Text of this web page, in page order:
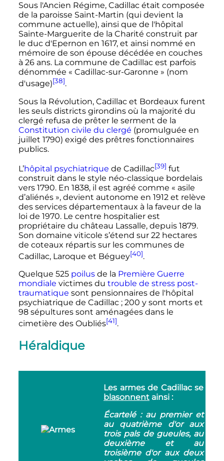
Sous l'Ancien Régime, Cadillac était composée
de la paroisse Saint-Martin (qui devient la
commune actuelle), ainsi que de l'hôpital
Sainte-Marguerite de la Charité construit par
le duc d'Epernon en 1617, et ainsi nommé en
mémoire de son épouse décédée en couches
à 26 ans. La commune de Cadillac est parfois
dénommée « Cadillac-sur-Garonne » (nom
d'usage)[38].
Sous la Révolution, Cadillac et Bordeaux furent
les seuls districts girondins où la majorité du
clergé refusa de prêter le serment de la
Constitution civile du clergé (promulguée en
juillet 1790) exigé des prêtres fonctionnaires
publics.
L’hôpital psychiatrique de Cadillac[39] fut
construit dans le style néo-classique bordelais
vers 1790. En 1838, il est agréé comme « asile
d’aliénés », devient autonome en 1912 et relève
des services départementaux à la faveur de la
loi de 1970. Le centre hospitalier est
propriétaire du château Lassalle, depuis 1879.
Son domaine viticole s’étend sur 22 hectares
de coteaux répartis sur les communes de
Cadillac, Laroque et Béguey[40].
Quelque 525 poilusde la Première Guerre
mondiale victimes du trouble de stress post-
traumatique sont pensionnaires de l'hôpital
psychiatrique de Cadillac ; 200 y sont morts et
98 sépultures sont aménagées dans le
cimetière des Oubliés[41].
Héraldique
Les armes de Cadillac se
blasonnent ainsi :
Écartelé : au premier et
au quatrième d'or aux
trois pals de gueules, au
deuxième et au
troisième d'or aux deux